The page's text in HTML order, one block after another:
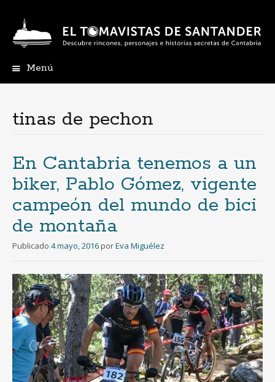
Menú
tinas de pechon
En Cantabria tenemos a un
biker, Pablo Gómez, vigente
campeón del mundo de bici
de montaña
Publicado 4 mayo, 2016 porEva Miguélez